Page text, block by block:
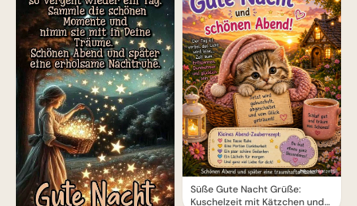
Süße Gute Nacht Grüße:
Kuschelzeit mit Kätzchen und